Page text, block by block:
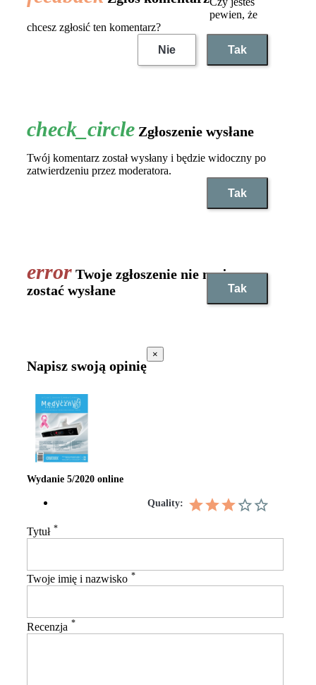
pewien, że
chcesz zgłosić ten komentarz?
Nie
Tak
Zgłoszenie wysłane
Twój komentarz został wysłany i będzie widoczny po
zatwierdzeniu przez moderatora.
Tak
Twoje zgłoszenie nie może
zostać wysłane
Tak
Napisz swoją opinię
×
Wydanie 5/2020 online
Quality:
Tytuł *
Twoje imię i nazwisko *
Recenzja *